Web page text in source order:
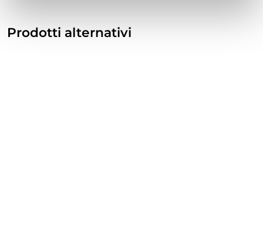
Prodotti alternativi